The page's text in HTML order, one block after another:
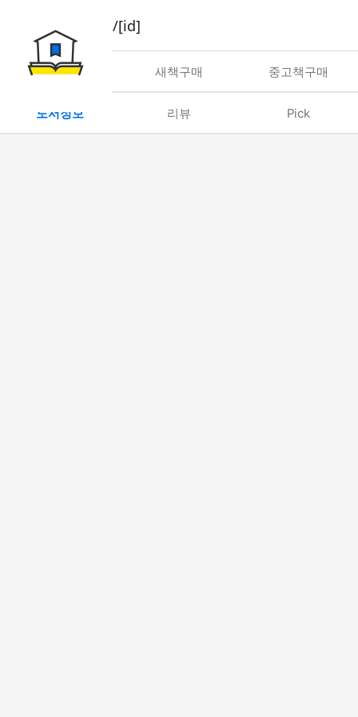
book/rent/[id]
대여 새책구매 중고책구매
도서정보 리뷰 Pick